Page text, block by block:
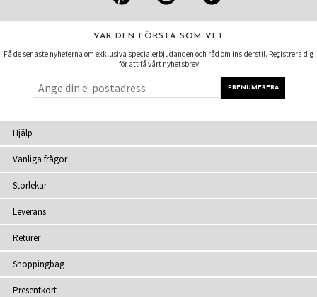
VAR DEN FÖRSTA SOM VET
Få de senaste nyheterna om exklusiva specialerbjudanden och råd om insiderstil. Registrera dig
för att få vårt nyhetsbrev
Hjälp
Vanliga frågor
Storlekar
Leverans
Returer
Shoppingbag
Presentkort